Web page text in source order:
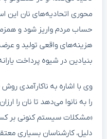
محوری اتحادیه‌های نان این
حساب مردم واریز شود و
هزینه‌های واقعی تولید و
بنیادین در شیوه پرداخت
وی با اشاره به ناکارآمدی
را به نانوا می‌دهد تا نان را
«مشکلات سیستم کنونی بر
دلیل، کارشناسان بسیاری